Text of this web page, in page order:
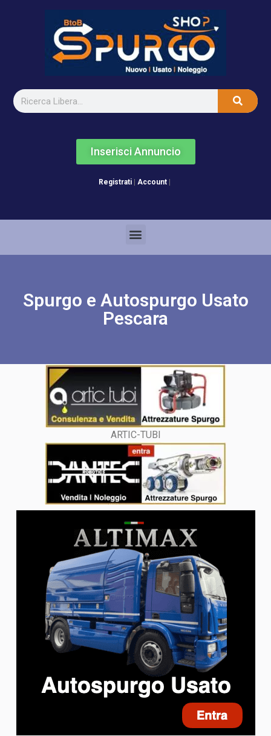
Inserisci Annuncio
Registrati Account
Spurgo e Autospurgo Usato
Pescara
ARTIC-TUBI